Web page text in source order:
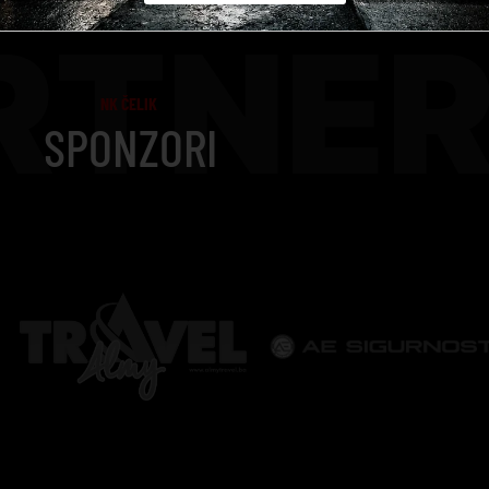
NK ČELIK
SPONZORI